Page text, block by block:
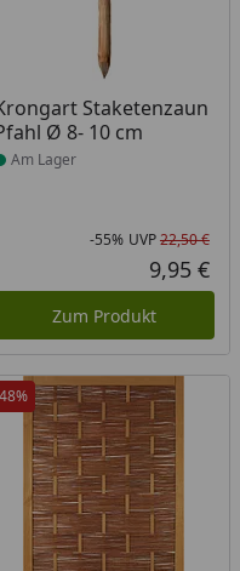
Preis
Staketenzaun
Ø 8- 10 cm
am Lager
Am Lager
-55% UVP22,50 €
9,95 €
Zum Produkt